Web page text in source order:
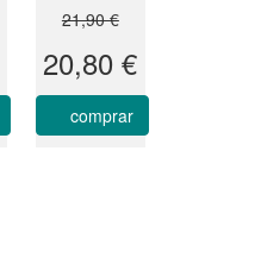
21,90 €
20,80 €
comprar